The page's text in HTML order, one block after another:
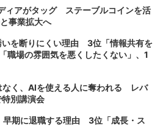
ィアがタッグ ステーブルコインを活
事業拡大へ
いを断りにくい理由 3位「情報共有を
職場の雰囲気を悪くしたくない」、1
なく、AIを使える人に奪われる レバ
別講演会
早期に退職する理由 3位「成長・ス